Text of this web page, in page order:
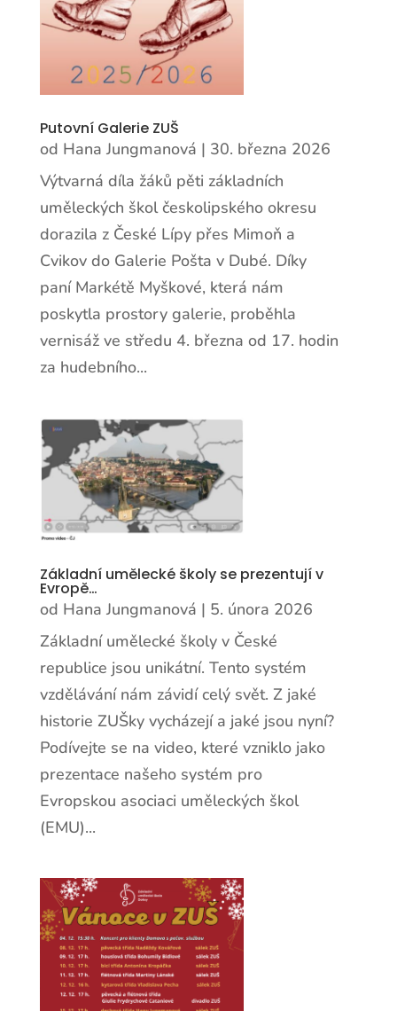
Putovní Galerie ZUŠ
od Hana Jungmanová | 30. března 2026
Výtvarná díla žáků pěti základních
uměleckých škol českolipského okresu
dorazila z České Lípy přes Mimoň a
Cvikov do Galerie Pošta v Dubé. Díky
paní Markétě Myškové, která nám
poskytla prostory galerie, proběhla
vernisáž ve středu 4. března od 17. hodin
za hudebního...
Základní umělecké školy se prezentují v
Evropě…
od Hana Jungmanová | 5. února 2026
Základní umělecké školy v České
republice jsou unikátní. Tento systém
vzdělávání nám závidí celý svět. Z jaké
historie ZUŠky vycházejí a jaké jsou nyní?
Podívejte se na video, které vzniklo jako
prezentace našeho systém pro
Evropskou asociaci uměleckých škol
(EMU)...